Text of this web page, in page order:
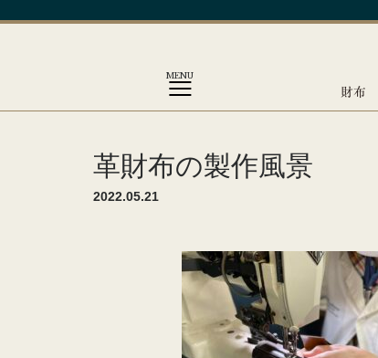
MENU
財布
革財布の製作風景
2022.05.21